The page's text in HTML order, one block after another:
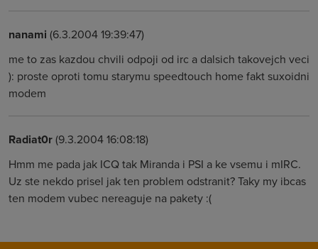
nanami (6.3.2004 19:39:47)
me to zas kazdou chvili odpoji od irc a dalsich takovejch veci
): proste oproti tomu starymu speedtouch home fakt suxoidni
modem
Radiat0r(9.3.2004 16:08:18)
Hmm me pada jak ICQ tak Miranda i PSI a ke vsemu i mIRC.
Uz ste nekdo prisel jak ten problem odstranit? Taky my ibcas
ten modem vubec nereaguje na pakety :(